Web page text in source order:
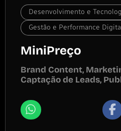
Desenvolvimento e
Gestão e Performance
MiniPreço
Brand Content,
Captação de Leads,